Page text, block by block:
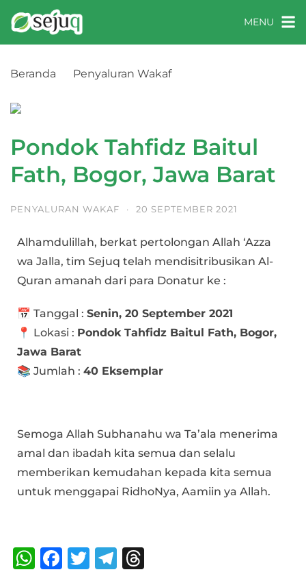
MENU
Beranda
Penyaluran Wakaf
Pondok Tahfidz Baitul
Fath, Bogor, Jawa Barat
PENYALURAN WAKAF · 20 SEPTEMBER 2021
Alhamdulillah, berkat pertolongan Allah ‘Azza
wa Jalla, tim Sejuq telah mendisitribusikan Al-
Quran amanah dari para Donatur ke :
📅 Tanggal : Senin, 20 September 2021
📍 Lokasi : Pondok Tahfidz Baitul Fath, Bogor,
Jawa Barat
📚 Jumlah : 40 Eksemplar
Semoga Allah Subhanahu wa Ta’ala menerima
amal dan ibadah kita semua dan selalu
memberikan kemudahan kepada kita semua
untuk menggapai RidhoNya, Aamiin ya Allah.
W F
T
T